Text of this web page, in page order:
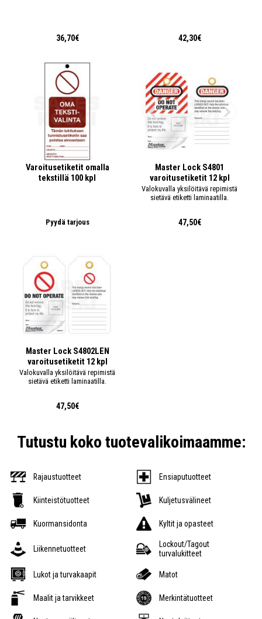
36,70€ 42,30€
Varoitusetiketit omalla
tekstillä 100 kpl
Pyydä tarjous
Master Lock S4801
varoitusetiketit 12 kpl
Valokuvalla yksilöitävä repimistä
sietävä etiketti laminaatilla.
47,50€
Master Lock S4802LEN
varoitusetiketit 12 kpl
Valokuvalla yksilöitävä repimistä
sietävä etiketti laminaatilla.
47,50€
Tutustu koko tuotevalikoimaamme:
Rajaustuotteet Ensiaputuotteet
Kiinteistötuotteet Kuljetusvälineet
Kuormansidonta Kyltit ja opasteet
Liikennetuotteet
Lockout/Tagout
turvalukitteet
Lukot ja turvakaapit Matot
Maalit ja tarvikkeet Merkintätuotteet